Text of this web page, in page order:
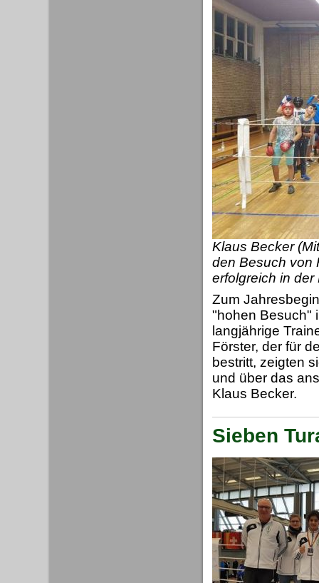
Klaus Becker
den Besuch von
erfolgreich in
Zum
"hohen Besuch"
langjährige
Förster, der für
bestritt, zeigten
und über das
Klaus Becker.
Sieben